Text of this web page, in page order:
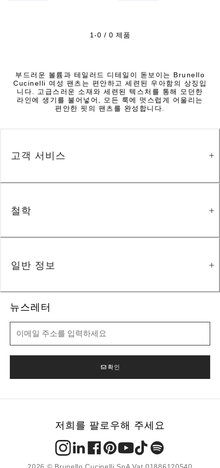
1-0 / 0 제품
부드러운 볼륨과 테일러드 디테일이 돋보이는 Brunello
Cucinelli 여성 팬츠는 편안하고 세련된 우아함의 상징입
니다. 고급스러운 소재와 세련된 텍스처를 통해 모던한
라인에 생기를 불어넣어, 모든 룩에 멋스럽게 어울리는
편안한 핏의 팬츠를 완성합니다.
뉴스레터
확인
고객 서비스
철학
일반 정보
저희를 팔로우해 주세요
2026 © Brunello Cucinelli SpA Vat 01886120540